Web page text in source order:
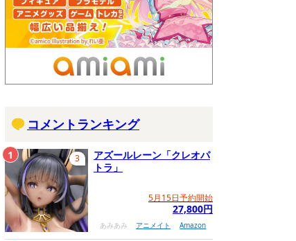
コメントランキング
アズールレーン「クレオパ
トラ」
5月15日予約開始
27,800円
あみあみ アニメイト Amazon
3
1